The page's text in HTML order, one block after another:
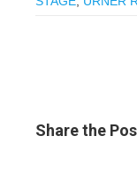
Sharethe